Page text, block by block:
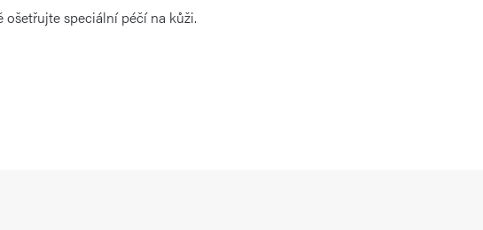
speciální péčí na kůži.